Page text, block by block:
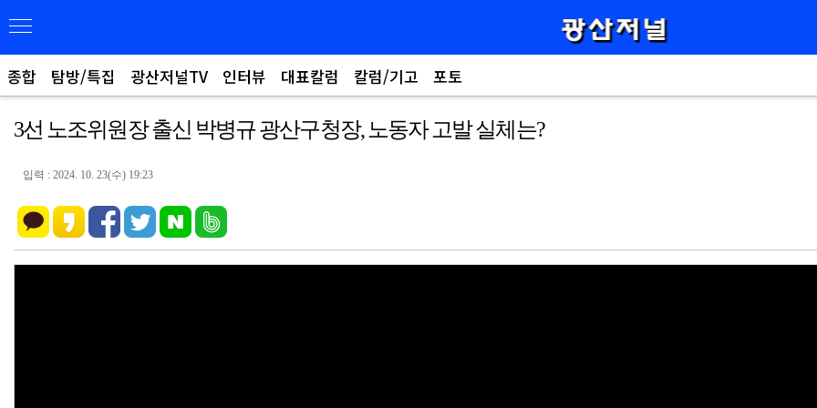
종합 탐방/특집 광산저널TV 인터뷰 대표칼럼 칼럼/기고 포토
3선 노조위원장 출신 박병규 광산구청장, 노동자 고발 실체는?
입력 : 2024. 10. 23(수) 19:23